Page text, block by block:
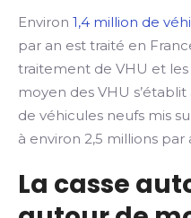
Environ 1,4 million de
par an est traité en
traitement de VHU et les
moyen des VHU
de véhicules neufs mis
à environ 2,5 millions par
La casse